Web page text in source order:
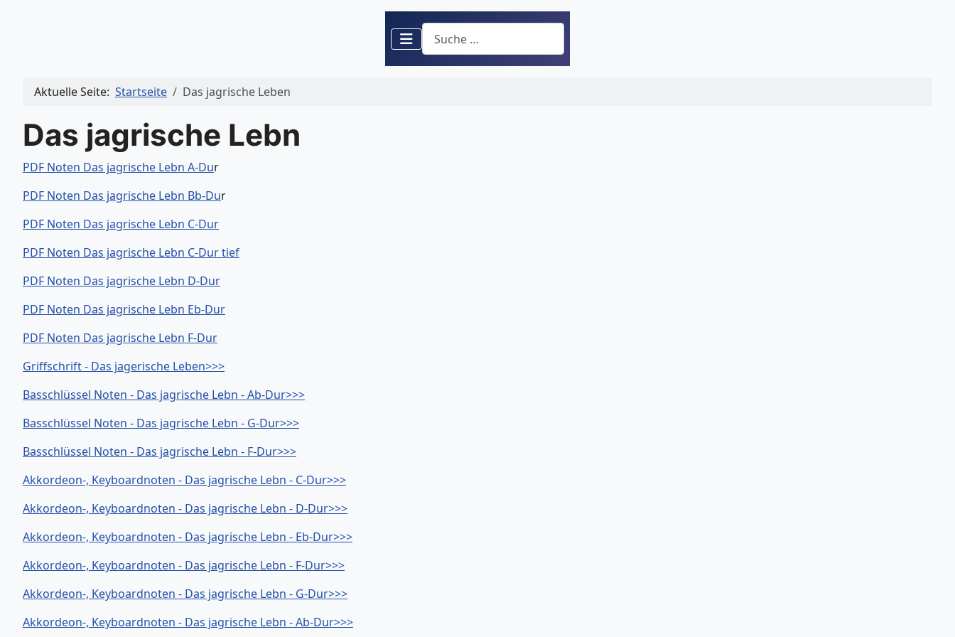
Suchen
Aktuelle Seite: Startseite Das jagrische Leben
Das jagrische Lebn
PDF Noten Das jagrische Lebn A-Dur
PDF Noten Das jagrische Lebn Bb-Dur
PDF Noten Das jagrische Lebn C-Dur
PDF Noten Das jagrische Lebn C-Dur tief
PDF Noten Das jagrische Lebn D-Dur
PDF Noten Das jagrische Lebn Eb-Dur
PDF Noten Das jagrische Lebn F-Dur
Griffschrift - Das jagerische Leben>>>
Basschlüssel Noten - Das jagrische Lebn - Ab-Dur>>>
Basschlüssel Noten - Das jagrische Lebn - G-Dur>>>
Basschlüssel Noten - Das jagrische Lebn - F-Dur>>>
Akkordeon-, Keyboardnoten - Das jagrische Lebn - C-Dur>>>
Akkordeon-, Keyboardnoten - Das jagrische Lebn - D-Dur>>>
Akkordeon-, Keyboardnoten - Das jagrische Lebn - Eb-Dur>>>
Akkordeon-, Keyboardnoten - Das jagrische Lebn - F-Dur>>>
Akkordeon-, Keyboardnoten - Das jagrische Lebn - G-Dur>>>
Akkordeon-, Keyboardnoten - Das jagrische Lebn - Ab-Dur>>>